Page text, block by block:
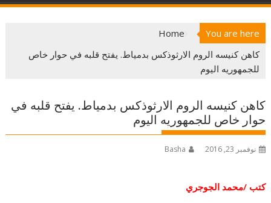
You are here
Home
كاهن كنيسه الروم الارثوذكس بدمياط. يفتح قلبه في حوار خاص
للجمهوريه اليوم
كاهن كنيسه الروم الارثوذكس بدمياط. يفتح قلبه في
حوار خاص للجمهوريه اليوم
نوفمبر 23, 2016 Basha
كتب /محمد الجوجري